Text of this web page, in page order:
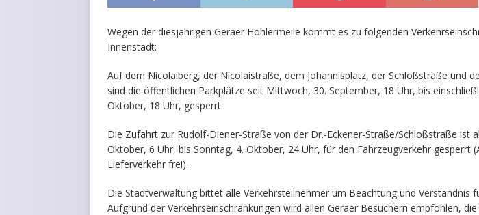
Wegen der diesjährigen Geraer Höhlermeile kommt es zu folgenden
Innenstadt:
Auf dem Nicolaiberg, der Nicolaistraße, dem Johannisplatz, der Schloßstraße und
sind die öffentlichen Parkplätze seit Mittwoch, 30. September, 18 Uhr, bis
Oktober, 18 Uhr, gesperrt.
Die Zufahrt zur Rudolf-Diener-Straße von der Dr.-Eckener-Straße/Schloßstraße ist
Oktober, 6 Uhr, bis Sonntag, 4. Oktober, 24 Uhr, für den Fahrzeugverkehr gesperrt
Lieferverkehr frei).
Die Stadtverwaltung bittet alle Verkehrsteilnehmer um Beachtung und Verständnis
Aufgrund der Verkehrseinschränkungen wird allen Geraer Besuchern empfohlen,